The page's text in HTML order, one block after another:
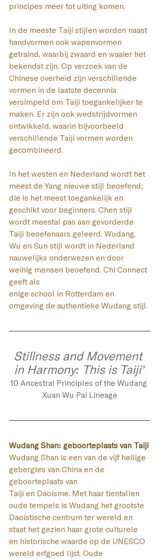
principes meer tot uiting komen.
In de meeste Taiji stijlen worden naast
handvormen ook wapenvormen
getraind, waarbij zwaard en waaier het
bekendst zijn. Op verzoek van de
Chinese overheid zijn verschillende
vormen in de laatste decennia
versimpeld om Taiji toegankelijker te
maken. Er zijn ook wedstrijdvormen
ontwikkeld, waarin bijvoorbeeld
verschillende Taiji vormen worden
gecombineerd.
In het westen en Nederland wordt het
meest de Yang nieuwe stijl beoefend;
die is het meest toegankelijk en
geschikt voor beginners. Chen stijl
wordt meestal pas aan gevorderde
Taiji beoefenaars geleerd. ​Wudang,
Wu en Sun stijl wordt in Nederland
nauwelijks onderwezen en door
weinig mensen beoefend. Chi Connect
geeft als
enige school in Rotterdam en
omgeving de authentieke Wudang stijl.
Stillness and Movement
in Harmony: This is Taiji’
10 Ancestral Principles of the Wudang
Xuan Wu Pai Lineage
Wudang Shan: geboorteplaats van Taiji
Wudang Shan is een van de vijf heilige
gebergtes van China en de
geboorteplaats van
Taiji en Daoisme. Met haar tientallen
oude tempels is Wudang het grootste
Daoistische centrum ter wereld en
staat het gezien haar grote culturele
en historische waarde op de UNESCO
wereld erfgoed lijst. Oude